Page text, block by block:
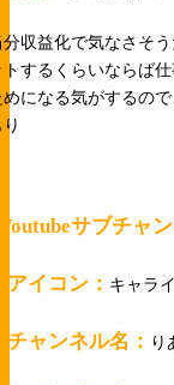
分収益化で気なさそ
トするくらいならば
めになる気がするの
サブチャ
アイコン： キャラ
チャンネル名： り